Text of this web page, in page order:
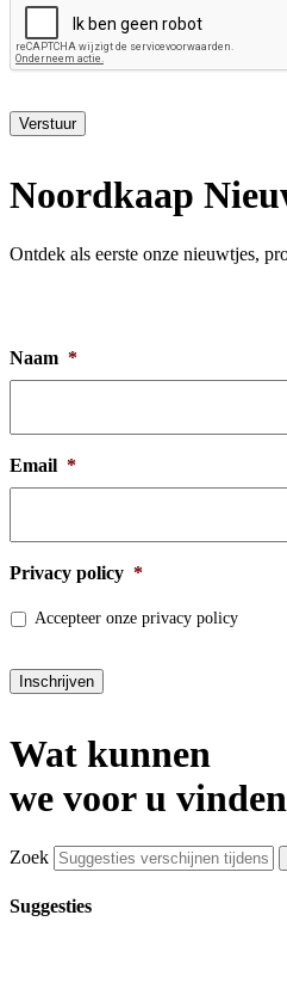
Verstuur
Noordkaap
Ontdek als eerste onze nieuwtjes,
Naam *
Email *
Privacy policy *
Accepteer onze privacy policy
Inschrijven
Wat kunnen
we voor u
Zoek
Suggesties